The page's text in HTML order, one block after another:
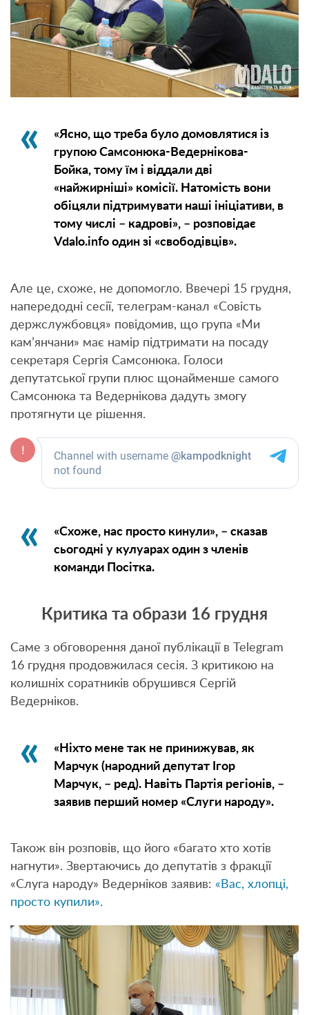
«Ясно, що треба було домовлятися із
групою Самсонюка-Ведернікова-
Бойка, тому їм і віддали дві
«найжирніші» комісії. Натомість вони
обіцяли підтримувати наші ініціативи, в
тому числі – кадрові», – розповідає
Vdalo.info один зі «свободівців».
Але це, схоже, не допомогло. Ввечері 15 грудня,
напередодні сесії, телеграм-канал «Совість
держслужбовця» повідомив, що група «Ми
кам’янчани» має намір підтримати на посаду
секретаря Сергія Самсонюка. Голоси
депутатської групи плюс щонайменше самого
Самсонюка та Ведернікова дадуть змогу
протягнути це рішення.
«Схоже, нас просто кинули», – сказав
сьогодні у кулуарах один з членів
команди Посітка.
Критика та образи 16 грудня
Саме з обговорення даної публікації в Telegram
16 грудня продовжилася сесія. З критикою на
колишніх соратників обрушився Сергій
Ведерніков.
«Ніхто мене так не принижував, як
Марчук (народний депутат Ігор
Марчук, – ред). Навіть Партія регіонів, –
заявив перший номер «Слуги народу».
Також він розповів, що його «багато хто хотів
нагнути». Звертаючись до депутатів з фракції
«Слуга народу» Ведерніков заявив: «Вас, хлопці,
просто купили».